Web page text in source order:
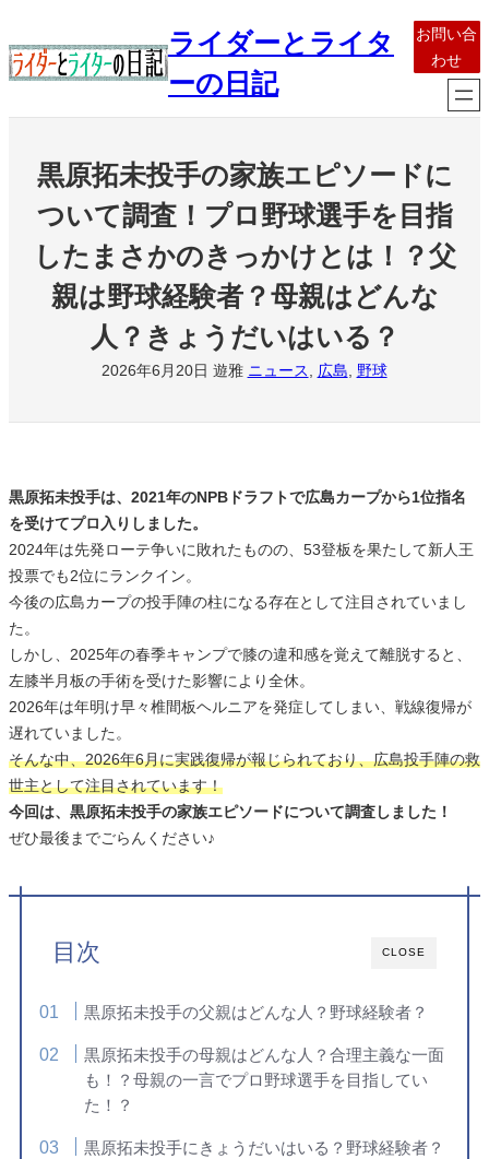
容
を
ライダーとライタ
ーの日記
お問い合
わせ
黒原拓未投手の家族エピソードに
ついて調査！プロ野球選手を目指
したまさかのきっかけとは！？父
親は野球経験者？母親はどんな
人？きょうだいはいる？
2026年6月20日 遊雅 ニュース, 広島, 野球
黒原拓未投手は、2021年のNPBドラフトで広島カープから1位指名
を受けてプロ入りしました。
2024年は先発ローテ争いに敗れたものの、53登板を果たして新人王
投票でも2位にランクイン。
今後の広島カープの投手陣の柱になる存在として注目されていまし
た。
しかし、2025年の春季キャンプで膝の違和感を覚えて離脱すると、
左膝半月板の手術を受けた影響により全休。
2026年は年明け早々椎間板ヘルニアを発症してしまい、戦線復帰が
遅れていました。
そんな中、2026年6月に実践復帰が報じられており、広島投手陣の救
世主として注目されています！
今回は、黒原拓未投手の家族エピソードについて調査しました！
ぜひ最後までごらんください♪
CLOSE
目次
黒原拓未投手の父親はどんな人？野球経験者？
黒原拓未投手の母親はどんな人？合理主義な一面
も！？母親の一言でプロ野球選手を目指してい
た！？
黒原拓未投手にきょうだいはいる？野球経験者？